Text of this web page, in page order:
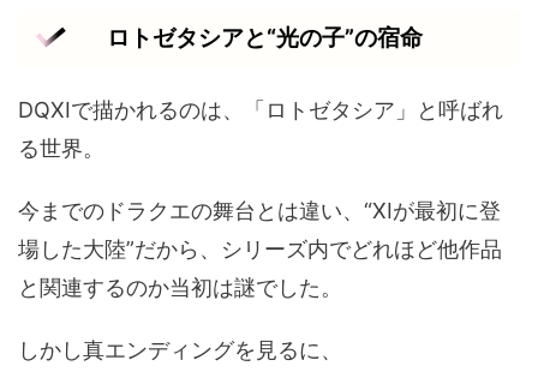
ロトゼタシアと“光の子”の宿命
DQXIで描かれるのは、「ロトゼタシア」と呼ばれ
る世界。
今までのドラクエの舞台とは違い、“XIが最初に登
場した大陸”だから、シリーズ内でどれほど他作品
と関連するのか当初は謎でした。
しかし真エンディングを見るに、